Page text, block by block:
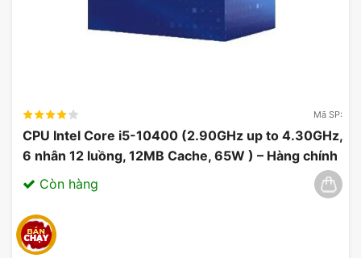
Mã SP:
CPU Intel Core i5-10400 (2.90GHz up to 4.30GHz,
6 nhân 12 luồng, 12MB Cache, 65W ) – Hàng chính
hãng 03/2025
Còn hàng